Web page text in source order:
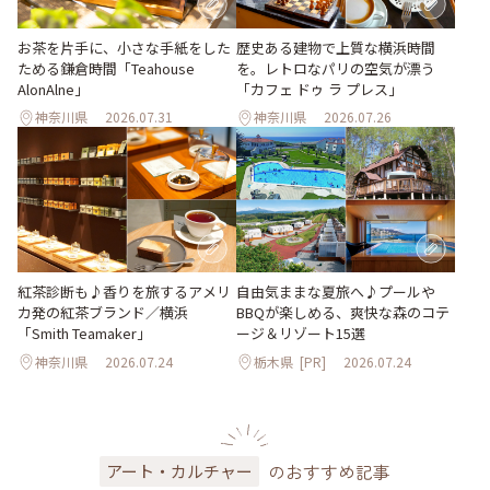
お茶を片手に、小さな手紙をした
ためる鎌倉時間「Teahouse
AlonAlne」
神奈川県 2026.07.31
歴史ある建物で上質な横浜時間
を。レトロなパリの空気が漂う
「カフェ ドゥ ラ プレス」
神奈川県 2026.07.26
紅茶診断も♪香りを旅するアメリ
カ発の紅茶ブランド／横浜
「Smith Teamaker」
神奈川県 2026.07.24
自由気ままな夏旅へ♪プールや
BBQが楽しめる、爽快な森のコテ
ージ＆リゾート15選
栃木県 [PR] 2026.07.24
アート・カルチャー のおすすめ記事